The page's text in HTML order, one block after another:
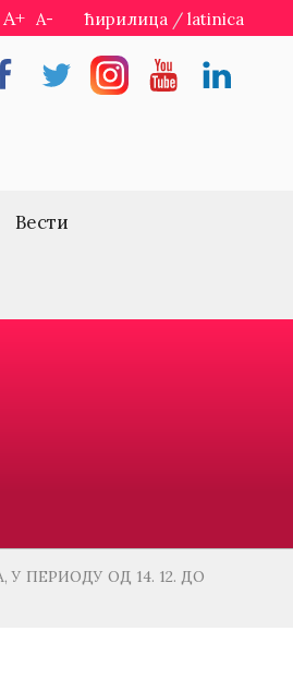
A+ A- ћирилица / latinica
TwitterInstragramYoutubeLinkedin
Вести
ПЕРИОДУ ОД 14. 12. ДО